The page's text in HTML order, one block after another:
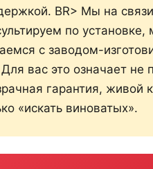
BR> Мы на
по
с заводом-
Для вас это означает не
гарантия, живой
«искать виноватых».